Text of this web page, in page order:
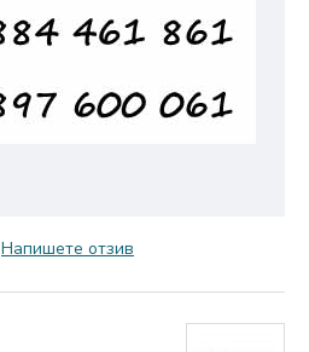
Напишете отзив